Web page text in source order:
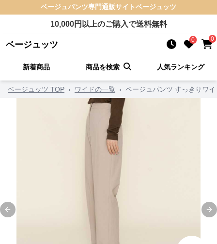
ベージュパンツ専門通販サイトベージュッツ
10,000円以上のご購入で送料無料
ベージュッツ 0 0
新着商品 商品を検索 人気ランキング
ベージュッツ TOP › ワイドの一覧 › ベージュパンツ すっきりワ
Previous slide